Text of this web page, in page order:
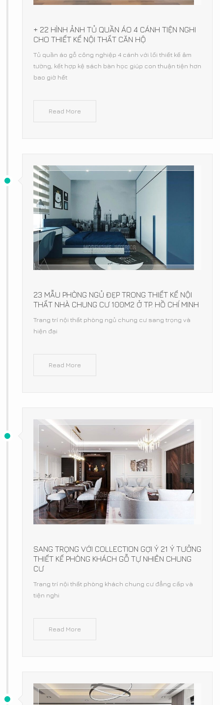
+ 22 HÌNH ẢNH TỦ QUẦN ÁO 4 CÁNH TIỆN NGHI
CHO THIẾT KẾ NỘI THẤT CĂN HỘ
Tủ quần áo gỗ công nghiệp 4 cánh với lối thiết kế âm
tường, kết hợp kệ sách bàn học giúp con thuận tiện hơn
bao giờ hết
Read More
23 MẪU PHÒNG NGỦ ĐẸP TRONG THIẾT KẾ NỘI
THẤT NHÀ CHUNG CƯ 100M2 Ở TP. HỒ CHÍ MINH
Trang trí nội thất phòng ngủ chung cư sang trọng và
hiện đại
Read More
SANG TRỌNG VỚI COLLECTION GỢI Ý 21 Ý TƯỞNG
THIẾT KẾ PHÒNG KHÁCH GỖ TỰ NHIÊN CHUNG
CƯ
Trang trí nội thất phòng khách chung cư đẳng cấp và
tiện nghi
Read More